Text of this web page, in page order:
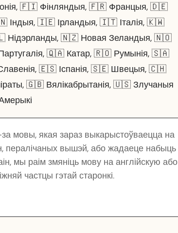
🇫🇮 Фінляндыя, 🇫🇷 Францыя, 🇩🇪
Індыя, 🇮🇪 Ірландыя, 🇮🇹 Італія, 🇰🇼
Нідэрланды, 🇳🇿 Новая Зеландыя, 🇳🇴
🇶🇦 Катар, 🇷🇴 Румынія, 🇸🇦
🇪🇸 Іспанія, 🇸🇪 Швецыя, 🇨🇭
🇬🇧 Вялікабрытанія, 🇺🇸 Злучаныя
мовы, якая зараз выкарыстоўваецца на
пералічаных вышэй, або жадаеце набыць
мы раім змяніць мову на англійскую або
частцы гэтай старонкі.